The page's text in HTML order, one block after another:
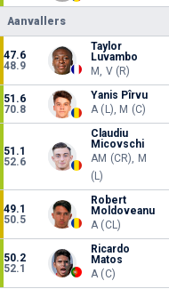
Aanvallers
47.6
48.9
Taylor
Luvambo
M, V (R)
51.6
70.8
Yanis Pîrvu
A (L), M (C)
51.1
52.6
Claudiu
Micovschi
AM (CR), M
(L)
49.1
50.5
Robert
Moldoveanu
A (CL)
50.2
52.1
Ricardo
Matos
A (C)